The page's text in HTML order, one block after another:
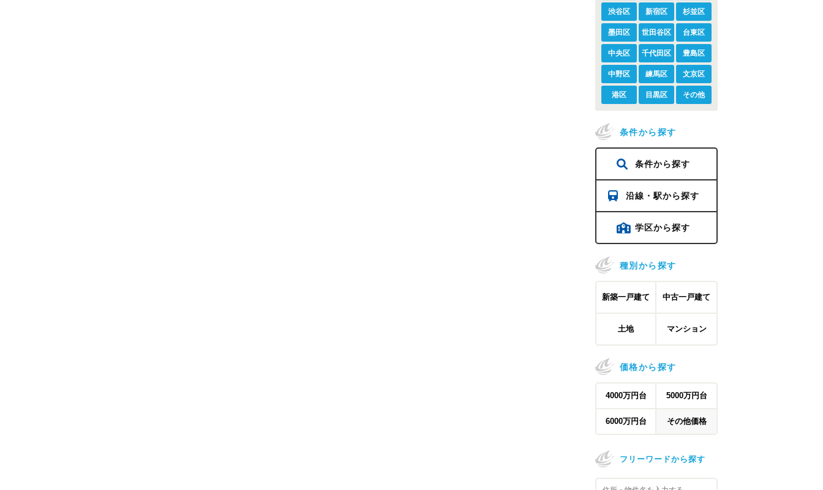
渋谷区 新宿区 杉並区
墨田区 世田谷区 台東区
中央区 千代田区 豊島区
中野区 練馬区 文京区
港区 目黒区 その他
条件から探す
条件から探す
沿線・駅から探す
学区から探す
種別から探す
新築一戸建て 中古一戸建て
土地 マンション
価格から探す
4000万円台 5000万円台
6000万円台 その他価格
フリーワードから探す